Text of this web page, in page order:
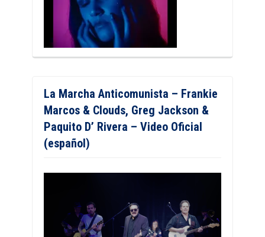
La Marcha Anticomunista – Frankie
Marcos & Clouds, Greg Jackson &
Paquito D’ Rivera – Video Oficial
(español)